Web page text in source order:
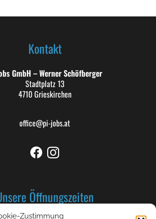
Zustimmung
Kontakt
GmbH – Werner Schöfberger
Stadtplatz 13
4710 Grieskirchen
office@pi-jobs.at
Öffnungszeiten